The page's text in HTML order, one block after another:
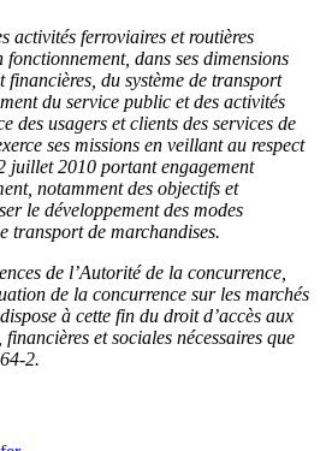
activités ferroviaires et routières
dans ses dimensions
financières, du système de transport
du service public et des activités
des usagers et clients des services de
ses missions en veillant au respect
juillet 2010 portant engagement
notamment des objectifs et
le développement des modes
transport de marchandises.
de l’Autorité de la concurrence,
de la concurrence sur les marchés
à cette fin du droit d’accès aux
financières et sociales nécessaires que
2.